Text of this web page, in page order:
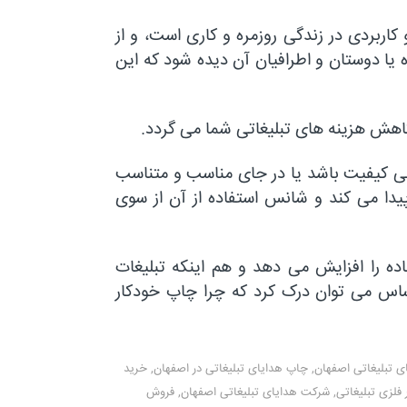
در زندگی روزمره و کاری است، و از
دوستان و اطرافیان آن دیده شود که این
هزینه های تبلیغاتی شما می گردد.
بی کیفیت باشد یا در جای مناسب و متناسب
می کند و شانس استفاده از آن از سوی
را افزایش می دهد و هم اینکه تبلیغات
می توان درک کرد که چرا چاپ خودکار
تبلیغاتی اصفهان, چاپ هدایای تبلیغاتی در اصفهان, خرید
فلزی تبلیغاتی, شرکت هدایای تبلیغاتی اصفهان, فروش